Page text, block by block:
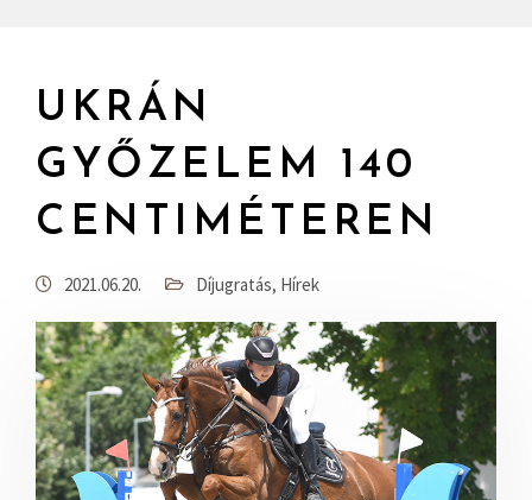
UKRÁN
GYŐZELEM 140
CENTIMÉTEREN
2021.06.20. Díjugratás, Hírek